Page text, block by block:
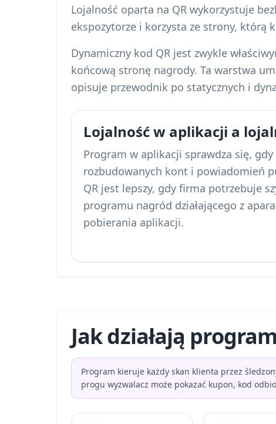
Lojalność oparta na QR wykorzystuje
ekspozytorze i korzysta ze strony, którą
Dynamiczny kod QR jest zwykle
końcową stronę nagrody. Ta warstwa
opisuje przewodnik po statycznych i
Lojalność w aplikacji a
Program w aplikacji sprawdza się,
rozbudowanych kont i powiadomień
QR jest lepszy, gdy firma potrzebuje
programu nagród działającego z
pobierania aplikacji.
Jak działają
Program kieruje każdy skan klienta przez
progu wyzwalacz może pokazać kupon, kod